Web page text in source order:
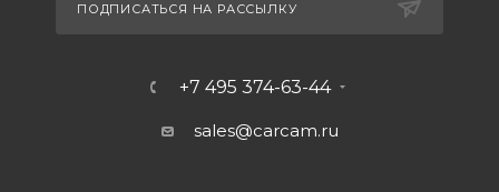
ПОДПИСАТЬСЯ НА РАССЫЛКУ
+7 495 374-63-44
sales@carcam.ru